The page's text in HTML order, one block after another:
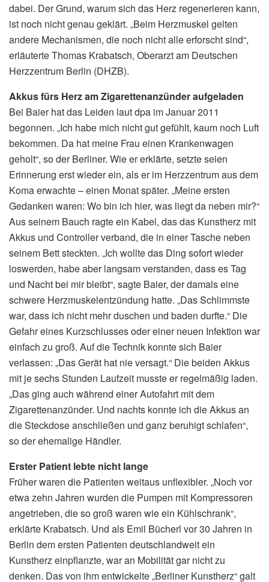
dabei. Der Grund, warum sich das Herz regenerieren kann,
ist noch nicht genau geklärt. „Beim Herzmuskel gelten
andere Mechanismen, die noch nicht alle erforscht sind“,
erläuterte Thomas Krabatsch, Oberarzt am Deutschen
Herzzentrum Berlin (DHZB).
Akkus fürs Herz am Zigarettenanzünder aufgeladen
Bei Baier hat das Leiden laut dpa im Januar 2011
begonnen. „Ich habe mich nicht gut gefühlt, kaum noch Luft
bekommen. Da hat meine Frau einen Krankenwagen
geholt“, so der Berliner. Wie er erklärte, setzte seien
Erinnerung erst wieder ein, als er im Herzzentrum aus dem
Koma erwachte – einen Monat später. „Meine ersten
Gedanken waren: Wo bin ich hier, was liegt da neben mir?“
Aus seinem Bauch ragte ein Kabel, das das Kunstherz mit
Akkus und Controller verband, die in einer Tasche neben
seinem Bett steckten. „Ich wollte das Ding sofort wieder
loswerden, habe aber langsam verstanden, dass es Tag
und Nacht bei mir bleibt“, sagte Baier, der damals eine
schwere Herzmuskelentzündung hatte. „Das Schlimmste
war, dass ich nicht mehr duschen und baden durfte.“ Die
Gefahr eines Kurzschlusses oder einer neuen Infektion war
einfach zu groß. Auf die Technik konnte sich Baier
verlassen: „Das Gerät hat nie versagt.“ Die beiden Akkus
mit je sechs Stunden Laufzeit musste er regelmäßig laden.
„Das ging auch während einer Autofahrt mit dem
Zigarettenanzünder. Und nachts konnte ich die Akkus an
die Steckdose anschließen und ganz beruhigt schlafen“,
so der ehemalige Händler.
Erster Patient lebte nicht lange
Früher waren die Patienten weitaus unflexibler. „Noch vor
etwa zehn Jahren wurden die Pumpen mit Kompressoren
angetrieben, die so groß waren wie ein Kühlschrank“,
erklärte Krabatsch. Und als Emil Bücherl vor 30 Jahren in
Berlin dem ersten Patienten deutschlandweit ein
Kunstherz einpflanzte, war an Mobilität gar nicht zu
denken. Das von ihm entwickelte „Berliner Kunstherz“ galt